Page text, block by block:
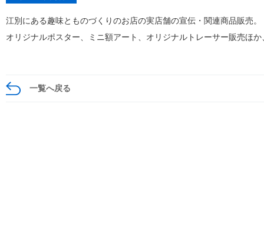
江別にある趣味とものづくりのお店の実店舗の宣伝・関連商品販売。
オリジナルポスター、ミニ額アート、オリジナルトレーサー販売ほ
一覧へ戻る